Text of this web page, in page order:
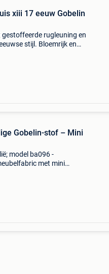
xiii 17 eeuw Gobelin
rugleuning en
stijl. Bloemrijk en
Gobelin-stof – Mini
model ba096 -
met mini